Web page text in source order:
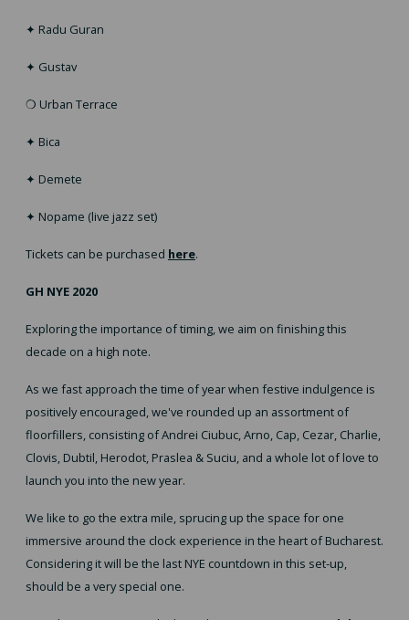
✦ Radu Guran
✦ Gustav
❍ Urban Terrace
✦ Bica
✦ Demete
✦ Nopame (live jazz set)
Tickets can be purchased here.
GH NYE 2020
Exploring the importance of timing, we aim on finishing this
decade on a high note.
As we fast approach the time of year when festive indulgence is
positively encouraged, we've rounded up an assortment of
floorfillers, consisting of Andrei Ciubuc, Arno, Cap, Cezar, Charlie,
Clovis, Dubtil, Herodot, Praslea & Suciu, and a whole lot of love to
launch you into the new year.
We like to go the extra mile, sprucing up the space for one
immersive around the clock experience in the heart of Bucharest.
Considering it will be the last NYE countdown in this set-up,
should be a very special one.